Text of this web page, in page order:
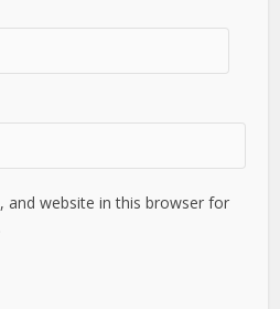
and website in this browser for